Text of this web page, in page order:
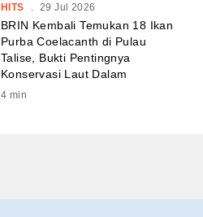
HITS 29 Jul 2026
BRIN Kembali Temukan 18 Ikan
Purba Coelacanth di Pulau
Talise, Bukti Pentingnya
Konservasi Laut Dalam
4 min